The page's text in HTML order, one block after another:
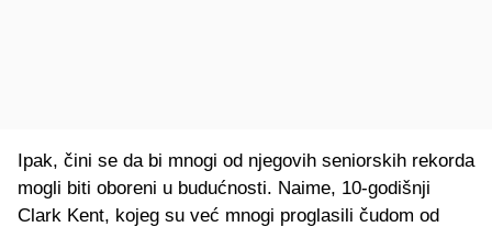
Ipak, čini se da bi mnogi od njegovih seniorskih rekorda
mogli biti oboreni u budućnosti. Naime, 10-godišnji
Clark Kent, kojeg su već mnogi proglasili čudom od